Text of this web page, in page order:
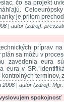
čo sa projekt
je pritom
| autor (zdroj):
príprav
sa môžu v
zavedenia eura
eura v SR,
| autor (zdroj):
spokojnosť